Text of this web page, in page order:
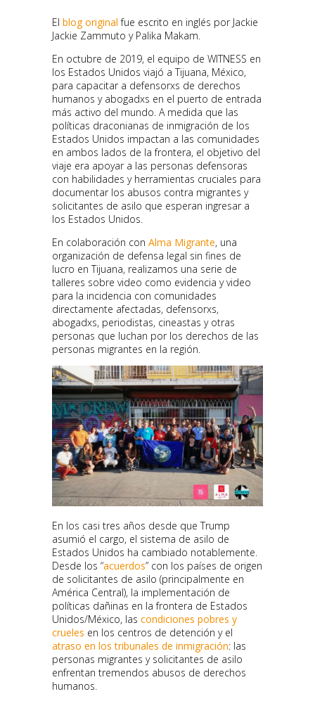
El blog original fue escrito en inglés por Jackie
Jackie Zammuto y Palika Makam.
En octubre de 2019, el equipo de WITNESS en
los Estados Unidos viajó a Tijuana, México,
para capacitar a defensorxs de derechos
humanos y abogadxs en el puerto de entrada
más activo del mundo. A medida que las
políticas draconianas de inmigración de los
Estados Unidos impactan a las comunidades
en ambos lados de la frontera, el objetivo del
viaje era apoyar a las personas defensoras
con habilidades y herramientas cruciales para
documentar los abusos contra migrantes y
solicitantes de asilo que esperan ingresar a
los Estados Unidos.
En colaboración con Alma Migrante, una
organización de defensa legal sin fines de
lucro en Tijuana, realizamos una serie de
talleres sobre video como evidencia y video
para la incidencia con comunidades
directamente afectadas, defensorxs,
abogadxs, periodistas, cineastas y otras
personas que luchan por los derechos de las
personas migrantes en la región.
En los casi tres años desde que Trump
asumió el cargo, el sistema de asilo de
Estados Unidos ha cambiado notablemente.
Desde los “acuerdos” con los países de origen
de solicitantes de asilo (principalmente en
América Central), la implementación de
políticas dañinas en la frontera de Estados
Unidos/México, las condiciones pobres y
crueles en los centros de detención y el
atraso en los tribunales de inmigración: las
personas migrantes y solicitantes de asilo
enfrentan tremendos abusos de derechos
humanos.